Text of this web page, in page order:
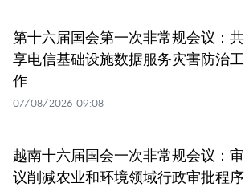
第十六届国会第一次非常规会议：共
享电信基础设施数据服务灾害防治工
作
07/08/2026 09:08
越南十六届国会一次非常规会议：审
议削减农业和环境领域行政审批程序